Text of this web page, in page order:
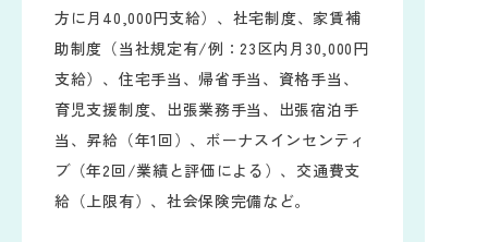
方に月40,000円支給）、社宅制度、家賃補
助制度（当社規定有/例：23区内月30,000円
支給）、住宅手当、帰省手当、資格手当、
育児支援制度、出張業務手当、出張宿泊手
当、昇給（年1回）、ボーナスインセンティ
ブ（年2回/業績と評価による）、交通費支
給（上限有）、社会保険完備など。